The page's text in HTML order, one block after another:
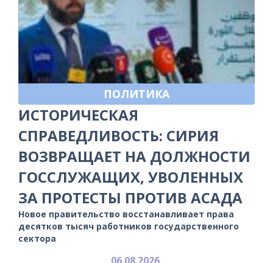
ПОЛИТИКА
ИСТОРИЧЕСКАЯ
СПРАВЕДЛИВОСТЬ: СИРИЯ
ВОЗВРАЩАЕТ НА ДОЛЖНОСТИ
ГОССЛУЖАЩИХ, УВОЛЕННЫХ
ЗА ПРОТЕСТЫ ПРОТИВ АСАДА
Новое правительство восстанавливает права
десятков тысяч работников государственного
сектора